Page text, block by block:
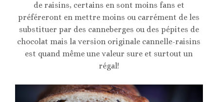
de raisins, certains en sont moins fans et
préféreront en mettre moins ou carrément de les
substituer par des canneberges ou des pépites de
chocolat mais la version originale cannelle-raisins
est quand même une valeur sure et surtout un
régal!